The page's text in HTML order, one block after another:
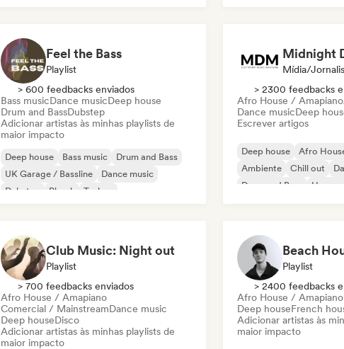
Feel the Bass
Playlist
> 600 feedbacks enviados
Bass musicDance musicDeep house
Drum and BassDubstep
Adicionar artistas às minhas playlists de
maior impacto
Deep house Bass music
Drum and Bass
UK Garage / Bassline
Dance music
Dubstep
Phonk Techno
Midnight
Mídia/
> 2300 feedbacks
Afro House / Amapiano
Dance musicDeep
Escrever artigos
Deep house
Afro
Ambiente
Chill out
Drum and Bass
House
Club Music: Night out
Playlist
> 700 feedbacks enviados
Afro House / Amapiano
Comercial / MainstreamDance music
Deep houseDisco
Adicionar artistas às minhas playlists de
maior impacto
Playlist
> 2400 feedbacks
Afro House / Amapiano
Deep houseFrench
Adicionar artistas às
maior impacto